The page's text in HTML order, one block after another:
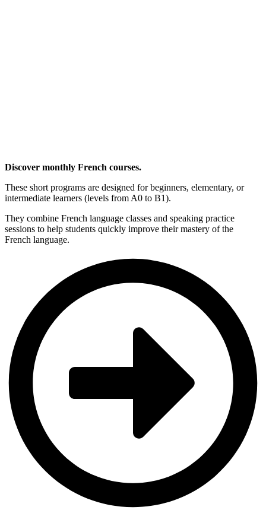
Discover monthly French courses.
These short programs are designed for beginners, elementary, or
intermediate learners (levels from A0 to B1).
They combine French language classes and speaking practice
sessions to help students quickly improve their mastery of the
French language.